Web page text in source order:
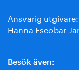
Ansvarig utgivare:
Hanna Escobar-
Besök även: